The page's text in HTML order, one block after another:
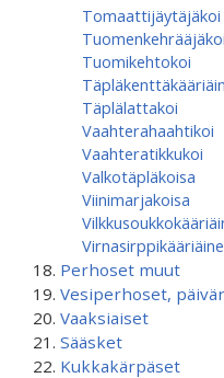
Tomaattijäytäjäkoi
Tuomenkehrääjäkoi
Tuomikehtokoi
Täplälattakoi
Vaahterahaahtikoi
Vaahteratikkukoi
Valkotäpläkoisa
Viinimarjakoisa
Perhoset muut
Vesiperhoset,
Vaaksiaiset
Sääsket
Kukkakärpäset